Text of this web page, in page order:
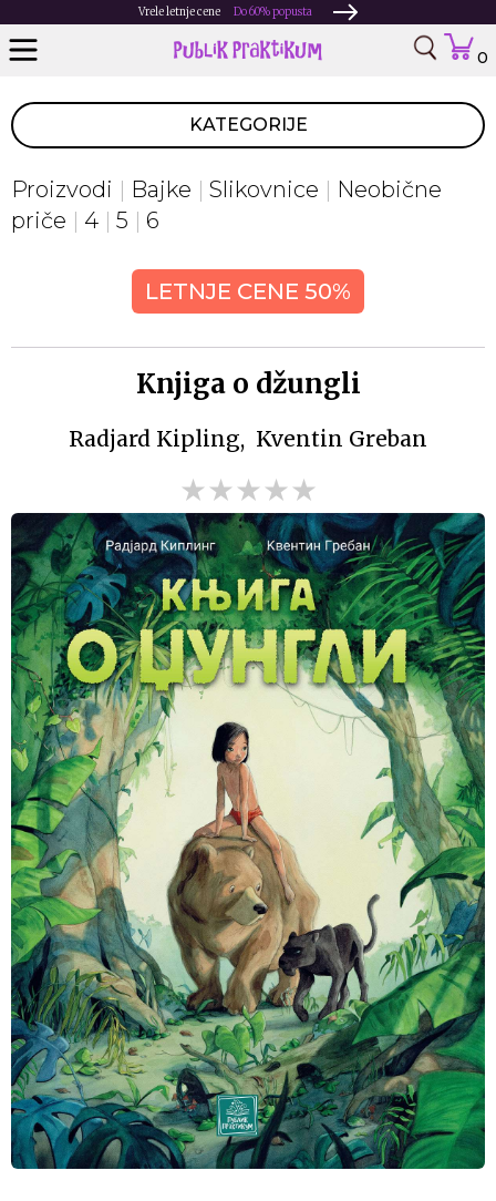
Vrele letnje cene Do 60% popusta
0
KATEGORIJE
Proizvodi Bajke Slikovnice
Neobične
priče
4 5 6
LETNJE CENE 50%
Knjiga o džungli
Radjard Kipling Kventin Greban
★★★★★
★★★★★
★★★★★